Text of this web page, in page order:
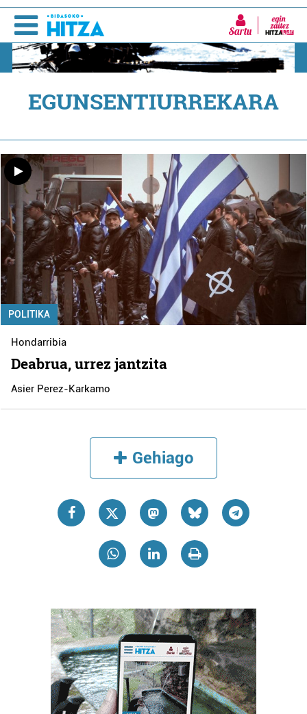
Sartu
EGUNSENTIURREKARA
POLITIKA
Hondarribia
Deabrua, urrez jantzita
Asier Perez-Karkamo
Gehiago